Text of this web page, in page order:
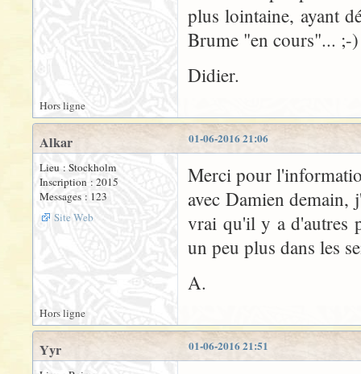
plus lointaine, ayant
Brume "en cours"... ;-)
Didier.
Hors ligne
01-06-2016 21:06
Alkar
Lieu : Stockholm
Inscription : 2015
Messages : 123
Site Web
Merci pour
avec Damien demain,
vrai qu'il y a d'autres
un peu plus dans les
A.
Hors ligne
01-06-2016 21:51
Yyr